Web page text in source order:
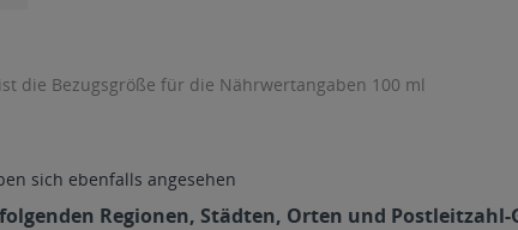
die Bezugsgröße für die Nährwertangaben 100 ml
sich ebenfalls angesehen
Regionen, Städten, Orten und